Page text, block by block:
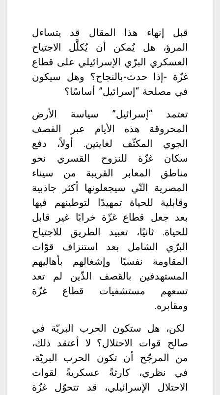
قبل إنهاء هذا المقال قد يتساءل
المرؤ، هل يُمكن أن يُكلَّل الاجتياح
العسكري البرّي الإسرائيلي على قطاع
غزّة -إذا حدث-بالنجاح؟ وهل سيكون
في مصلحة “إسرائيل” أساسًا؟
تعتمد “إسرائيل” سياسة الأرض
المحروقة هذه الأيام عبر القصف
الجوي المكثّف لغايتين. أولاً، دفع
سكان غزّة للنزوح القسري نحو
مناطق المعابر القريبة من سيناء
المصرية التّي سيجعلونها أكثر جاذبية
وقابلية للحياة تمهيدًا لتوطينهم فيها
بعد جعل قطاع غزّة خرابًا غير قابل
للحياة. ثانيًا، تعبيد الطريق للاجتياح
البرّي الشامل بعد استنزاف قوّات
المقاومة نفسيًا وإشغالهم بأهاليهم
المستهدفين بالقصف الذّين لم تعد
تسعهم مستشفيات قطاع غزّة
ومقابره.
لكن، هل ستكون الحرب البريّة في
صالح قوات الاحتلال؟ لا أعتقد ذلك،
من المرجّح أن تكون الحرب البريّة،
في نظري، كارثةً عسكريةً لقوات
الاحتلال الإسرائيلي، قد تتحوّل غزّة